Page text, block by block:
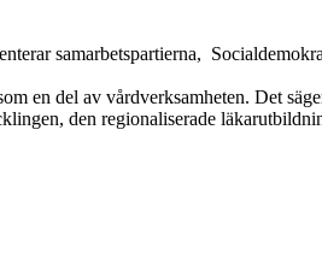
samarbetspartierna,
en del av vårdverksamheten. Det
den regionaliserade